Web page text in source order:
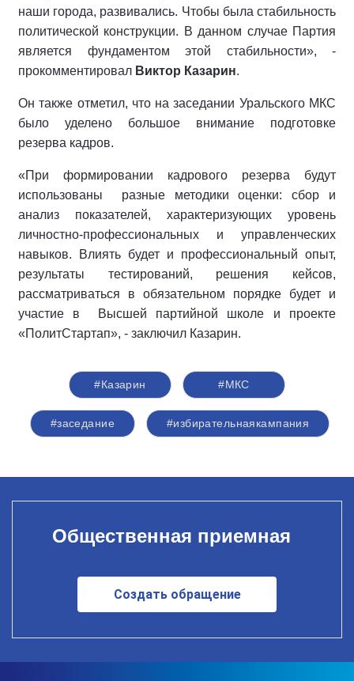
наши города, развивались. Чтобы была стабильность
политической конструкции. В данном случае Партия
является фундаментом этой стабильности», -
прокомментировал Виктор Казарин.
Он также отметил, что на заседании Уральского МКС
было уделено большое внимание подготовке
резерва кадров.
«При формировании кадрового резерва будут
использованы разные методики оценки: сбор и
анализ показателей, характеризующих уровень
личностно-профессиональных и управленческих
навыков. Влиять будет и профессиональный опыт,
результаты тестирований, решения кейсов,
рассматриваться в обязательном порядке будет и
участие в Высшей партийной школе и проекте
«ПолитСтартап», - заключил Казарин.
#Казарин #МКС
#заседание #избирательнаякампания
Общественная приемная
Создать обращение